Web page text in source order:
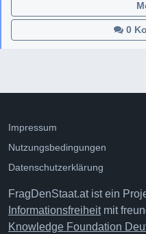
0
Impressum
Nutzungsbedingungen
Datenschutzerklärung
FragDenStaat.at ist ein
Informationsfreiheitmit
Knowledge Foundation